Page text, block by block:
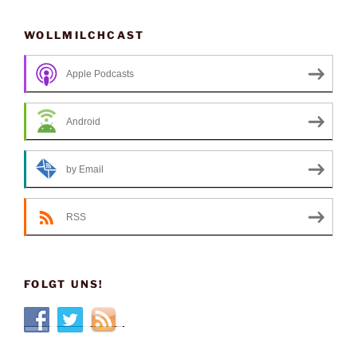
WOLLMILCHCAST
Apple Podcasts
Android
by Email
RSS
FOLGT UNS!